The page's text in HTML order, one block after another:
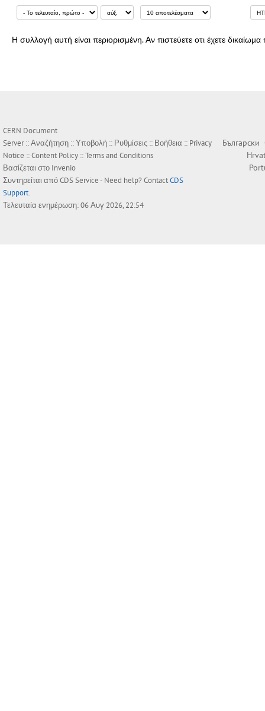
Η συλλογή αυτή είναι περιορισμένη. Αν πιστεύετε οτι έχετε
CERN Document
Server ::Αναζήτηση ::Υποβολή :: Ρυθμίσεις :: Βοήθεια :: Privacy
Notice ::Content Policy ::Terms and Conditions
Βασίζεται στο Invenio
Συντηρείται απόCDS Service- Need help? ContactCDS
Support.
Τελευταία ενημέρωση: 06 Αυγ 2026, 22:54
Български